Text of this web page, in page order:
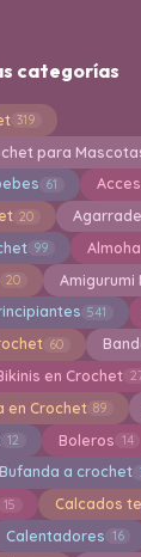
categorías
319
para
61
20
99
20 Amigurumi
541
60
en Crochet
en Crochet 89
12 Boleros 14
Bufanda a crochet
15 Calcados
Calentadores 16